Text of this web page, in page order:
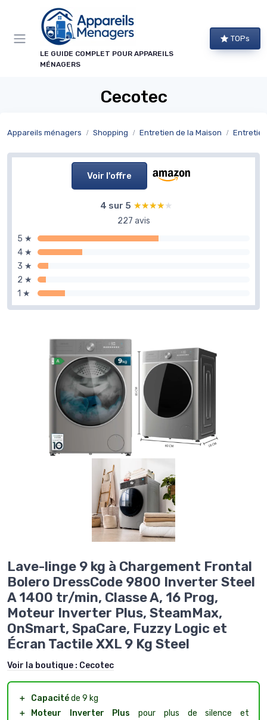
LE GUIDE COMPLET POUR APPAREILS
MÉNAGERS
TOPs
Cecotec
Appareils ménagers Shopping Entretien de la Maison
Voir l'offre
4 sur 5 ★★★★★
★★★★★
227 avis
5 ★
4 ★
3 ★
2 ★
1 ★
Lave-linge 9 kg à Chargement Frontal
Bolero DressCode 9800 Inverter Steel
A 1400 tr/min, Classe A, 16 Prog,
Moteur Inverter Plus, SteamMax,
OnSmart, SpaCare, Fuzzy Logic et
Écran Tactile XXL 9 Kg Steel
Voir la boutique : Cecotec
＋ Capacitéde 9 kg
＋
Moteur Inverter Plus pour plus de silence et
Panneau de gestion des cookies